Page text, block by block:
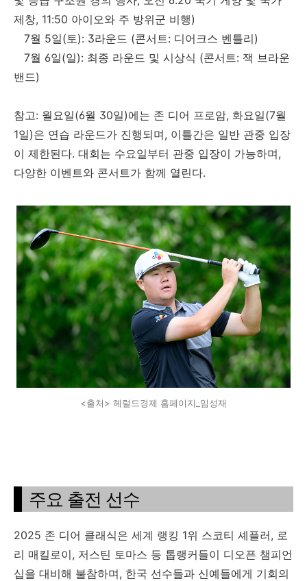
제창, 11:50 아이오와 주 방위군 비행)
7월 5일(토): 3라운드 (콘서트: 디어크스 벤틀리)
7월 6일(일): 최종 라운드 및 시상식 (콘서트: 잭 브라운
밴드)
참고: 월요일(6월 30일)에는 존 디어 프로암, 화요일(7월
1일)은 연습 라운드가 진행되며, 이틀간은 일반 관중 입장
이 제한된다. 대회는 수요일부터 관중 입장이 가능하며,
다양한 이벤트와 콘서트가 함께 열린다.
<출처> 헤럴드경제 홈페이지_임성재
주요 출전 선수
2025 존 디어 클래식은 세계 랭킹 1위 스코티 셰플러, 로
리 매킬로이, 저스틴 토마스 등 톱랭커들이 디오픈 챔피언
십을 대비해 불참하며, 한국 선수들과 신예들에게 기회의